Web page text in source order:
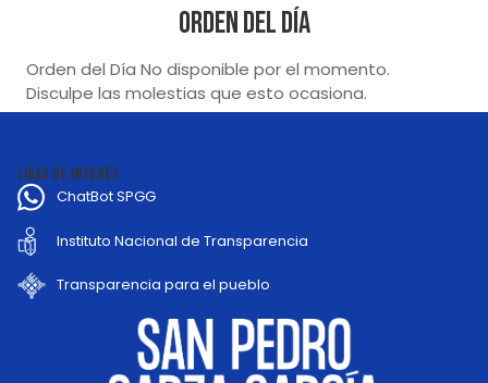
Orden del Día
Orden del Día No disponible por el momento.
Disculpe las molestias que esto ocasiona.
LIGAS DE INTERÉS
ChatBot SPGG
Instituto Nacional de Transparencia
Transparencia para el pueblo